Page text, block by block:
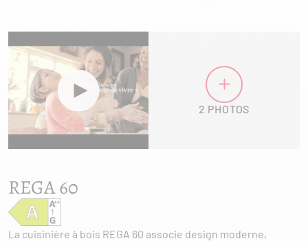
2 PHOTOS
REGA 60
La cuisinière à bois REGA 60 associe design moderne,